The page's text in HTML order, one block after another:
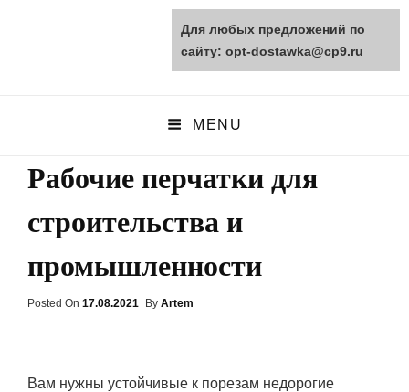
opt-dostawka.ru
MENU
Рабочие перчатки для
строительства и
промышленности
Posted On Posted
17.08.2021 By Artem
Вам нужны устойчивые к порезам недорогие
Для любых предложений по
сайту: opt-dostawka@cp9.ru